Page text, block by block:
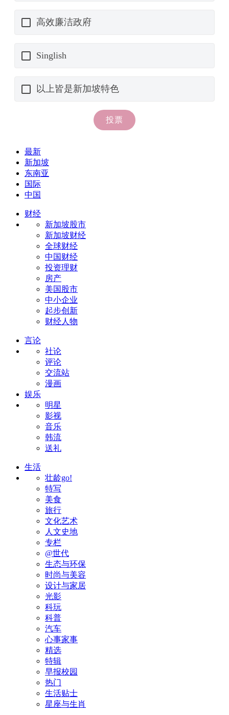
最新
新加坡
东南亚
国际
中国
财经
新加坡股市
新加坡财经
全球财经
中国财经
投资理财
房产
美国股市
中小企业
起步创新
财经人物
言论
社论
评论
交流站
漫画
娱乐
明星
影视
音乐
韩流
送礼
生活
壮龄go!
特写
美食
旅行
文化艺术
人文史地
专栏
@世代
生态与环保
时尚与美容
设计与家居
光影
科玩
科普
汽车
心事家事
精选
特辑
早报校园
热门
生活贴士
星座与生肖